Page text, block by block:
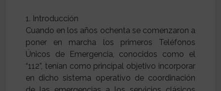
1. Introducción
Cuando en los años ochenta se comenzaron a
poner en marcha los primeros Teléfonos
Únicos de Emergencia, conocidos como el
“112”, tenían como principal objetivo incorporar
en dicho sistema operativo de coordinación